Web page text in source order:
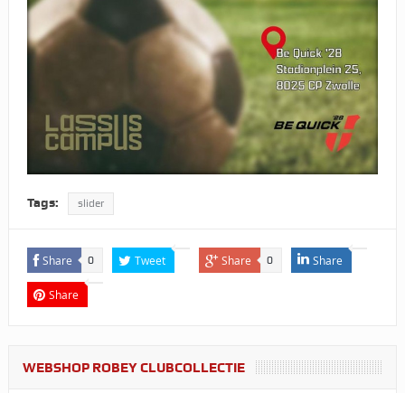
Tags: slider
Share 0 Tweet Share 0 Share
Share
WEBSHOP ROBEY CLUBCOLLECTIE